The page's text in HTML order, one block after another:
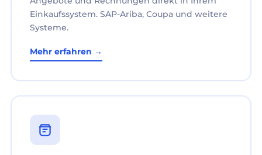
Einkaufssystem. SAP-Ariba, Coupa und weitere
Systeme.
Mehr erfahren →